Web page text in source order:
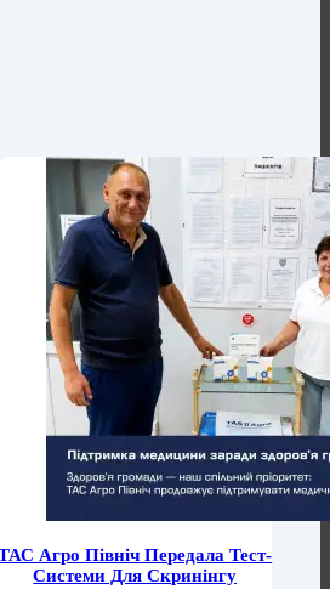
Агро Північ Передала Тест-
Системи Для Скринінгу